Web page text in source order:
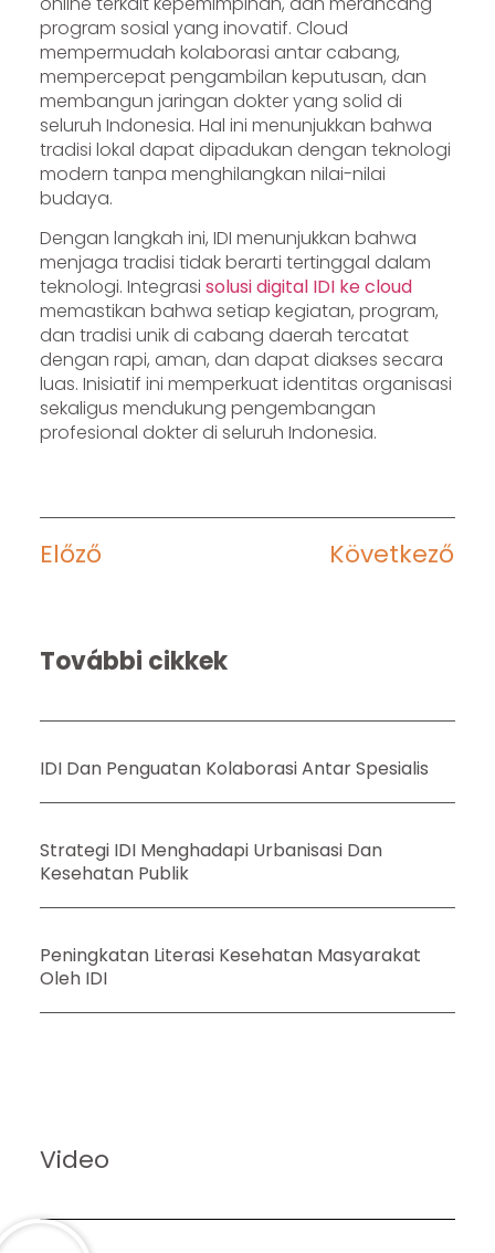
program sosial yang inovatif. Cloud
mempermudah kolaborasi antar cabang,
mempercepat pengambilan keputusan, dan
membangun jaringan dokter yang solid di
seluruh Indonesia. Hal ini menunjukkan bahwa
tradisi lokal dapat dipadukan dengan teknologi
modern tanpa menghilangkan nilai-nilai
budaya.
Dengan langkah ini, IDI menunjukkan bahwa
menjaga tradisi tidak berarti tertinggal dalam
teknologi. Integrasi solusi digital IDI ke cloud
memastikan bahwa setiap kegiatan, program,
dan tradisi unik di cabang daerah tercatat
dengan rapi, aman, dan dapat diakses secara
luas. Inisiatif ini memperkuat identitas organisasi
sekaligus mendukung pengembangan
profesional dokter di seluruh Indonesia.
Előző Következő
További cikkek
IDI Dan Penguatan Kolaborasi Antar Spesialis
Strategi IDI Menghadapi Urbanisasi Dan
Kesehatan Publik
Peningkatan Literasi Kesehatan Masyarakat
Oleh IDI
Video